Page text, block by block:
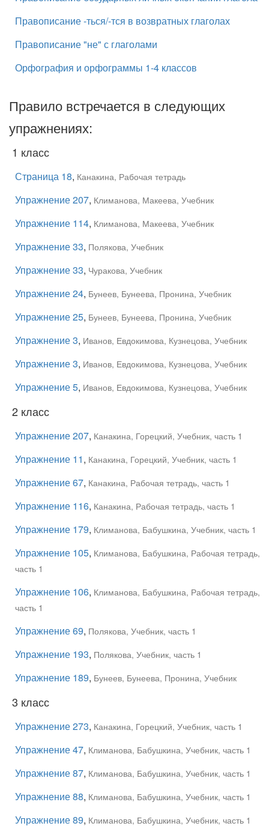
Правописание -ться/-тся в возвратных глаголах
Правописание "не" с глаголами
Орфография и орфограммы 1-4 классов
Правило встречается в следующих
упражнениях:
1 класс
Страница 18, Канакина, Рабочая тетрадь
Упражнение 207, Климанова, Макеева, Учебник
Упражнение 114, Климанова, Макеева, Учебник
Упражнение 33, Полякова, Учебник
Упражнение 33, Чуракова, Учебник
Упражнение 24, Бунеев, Бунеева, Пронина, Учебник
Упражнение 25, Бунеев, Бунеева, Пронина, Учебник
Упражнение 3, Иванов, Евдокимова, Кузнецова, Учебник
Упражнение 3, Иванов, Евдокимова, Кузнецова, Учебник
Упражнение 5, Иванов, Евдокимова, Кузнецова, Учебник
2 класс
Упражнение 207, Канакина, Горецкий, Учебник, часть 1
Упражнение 11, Канакина, Горецкий, Учебник, часть 1
Упражнение 67, Канакина, Рабочая тетрадь, часть 1
Упражнение 116, Канакина, Рабочая тетрадь, часть 1
Упражнение 179, Климанова, Бабушкина, Учебник, часть 1
Упражнение 105, Климанова, Бабушкина, Рабочая тетрадь,
часть 1
Упражнение 106, Климанова, Бабушкина, Рабочая тетрадь,
часть 1
Упражнение 69, Полякова, Учебник, часть 1
Упражнение 193, Полякова, Учебник, часть 1
Упражнение 189, Бунеев, Бунеева, Пронина, Учебник
3 класс
Упражнение 273, Канакина, Горецкий, Учебник, часть 1
Упражнение 47, Климанова, Бабушкина, Учебник, часть 1
Упражнение 87, Климанова, Бабушкина, Учебник, часть 1
Упражнение 88, Климанова, Бабушкина, Учебник, часть 1
Упражнение 89, Климанова, Бабушкина, Учебник, часть 1